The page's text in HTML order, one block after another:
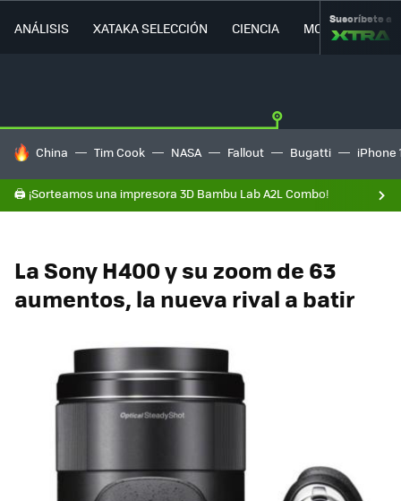
ANÁLISIS XATAKA SELECCIÓN CIENCIA MOVILIDAD
Suscríbete a
HOY SE HABLA DE
China Tim Cook NASA Fallout Bugatti iPhone
🖨️ ¡Sorteamos una impresora 3D Bambu Lab A2L Combo!
La Sony H400 y su zoom de 63
aumentos, la nueva rival a batir